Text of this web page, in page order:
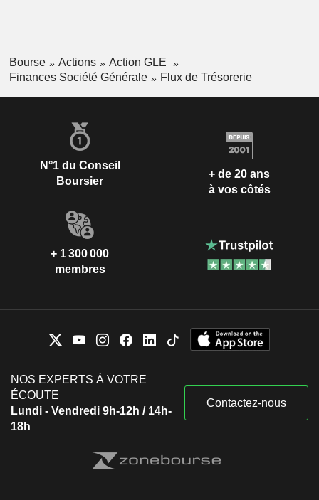
Bourse Actions
Action GLE
Finances Société Générale
Flux de Trésorerie
N°1 du Conseil
Boursier
+ de 20 ans
à vos côtés
+ 1 300 000
membres
NOS EXPERTS À VOTRE
ÉCOUTE
Lundi - Vendredi 9h-12h / 14h-
18h
Contactez-nous